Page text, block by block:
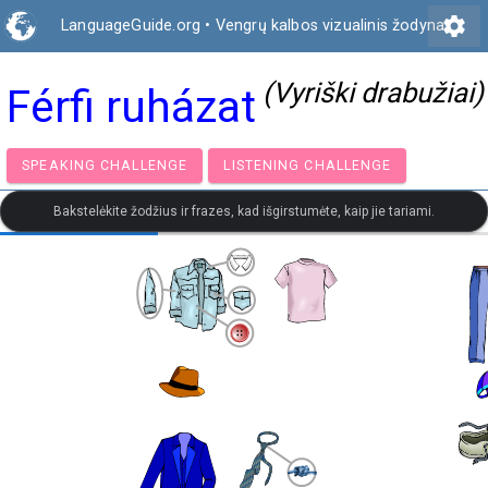
LanguageGuide.org • Vengrų kalbos vizualinis žodynassettings
Férfi ruházat (Vyriški drabužiai)
SPEAKING CHALLENGE LISTENING CHALLENGE
Bakstelėkite žodžius ir frazes, kad išgirstumėte, kaip jie tariami.